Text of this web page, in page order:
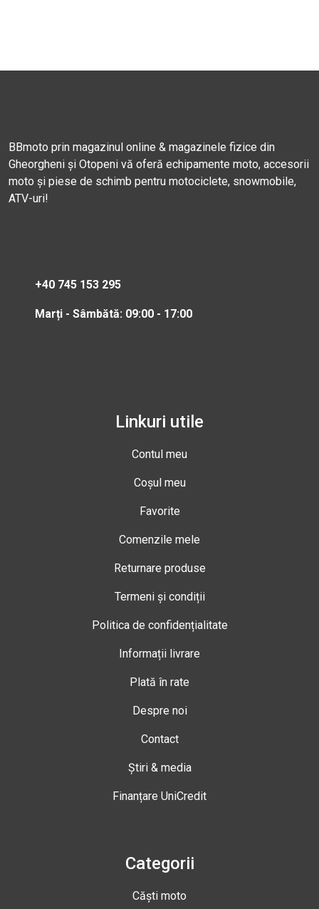
BBmoto prin magazinul online & magazinele fizice din
Gheorgheni și Otopeni vă oferă echipamente moto, accesorii
moto și piese de schimb pentru motociclete, snowmobile,
ATV-uri!
+40 745 153 295
Marți - Sâmbătă: 09:00 - 17:00
Linkuri utile
Contul meu
Coșul meu
Favorite
Comenzile mele
Returnare produse
Termeni și condiții
Politica de confidențialitate
Informații livrare
Plată în rate
Despre noi
Contact
Știri & media
Finanțare UniCredit
Categorii
Căști moto